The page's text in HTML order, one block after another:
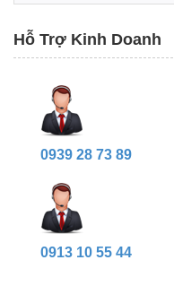
Hỗ Trợ Kinh Doanh
0939 28 73 89
0913 10 55 44